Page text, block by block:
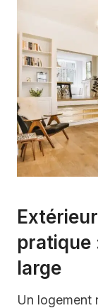
pratique
large
Un logement